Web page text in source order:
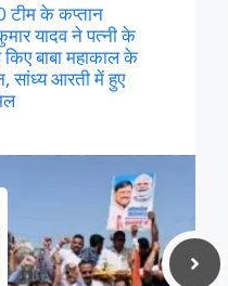
टीम के कप्तान
यादव ने पत्नी के
बाबा महाकाल के
सांध्य आरती में हुए